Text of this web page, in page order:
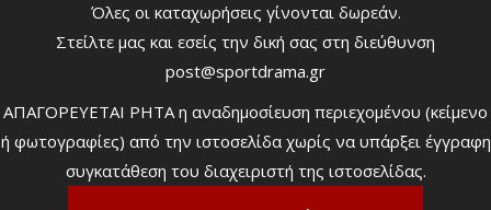
Όλες οι καταχωρήσεις γίνονται δωρεάν.
Στείλτε μας και εσείς την δική σας στη διεύθυνση
post@sportdrama.gr
ΑΠΑΓΟΡΕΥΕΤΑΙ ΡΗΤΑ η αναδημοσίευση περιεχομένου (κείμενο
ή φωτογραφίες) από την ιστοσελίδα χωρίς να υπάρξει έγγραφη
συγκατάθεση του διαχειριστή της ιστοσελίδας.